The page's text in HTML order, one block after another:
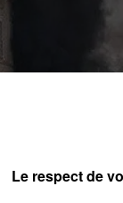
Le respect de